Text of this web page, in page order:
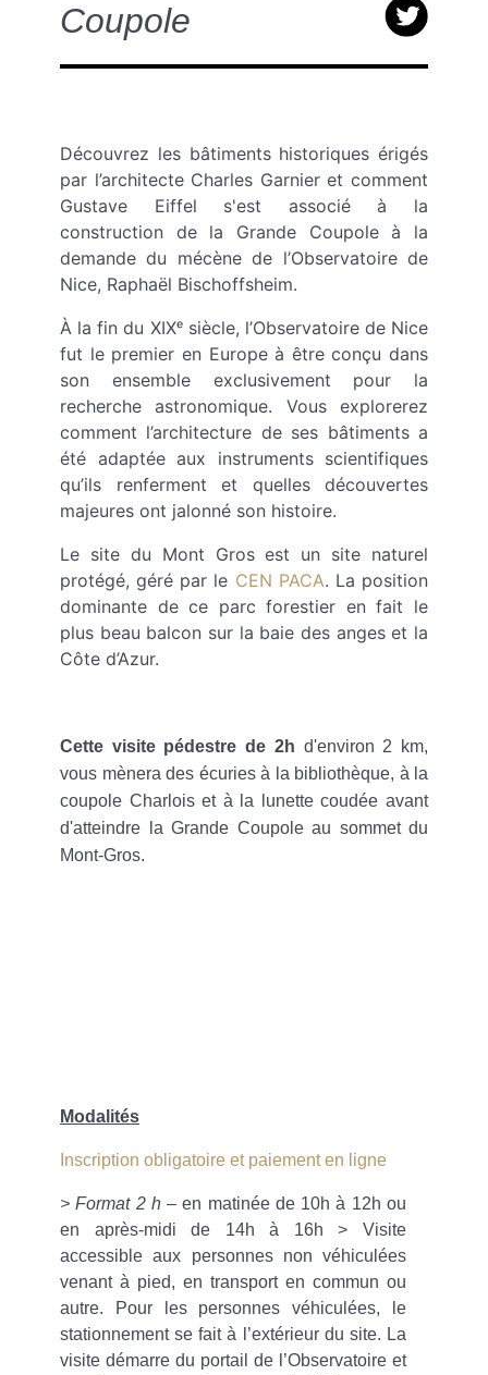
Coupole
Découvrez les bâtiments historiques érigés
par l’architecte Charles Garnier et comment
Gustave Eiffel s'est associé à la
construction de la Grande Coupole à la
demande du mécène de l’Observatoire de
Nice, Raphaël Bischoffsheim.
À la fin du XIXᵉ siècle, l’Observatoire de Nice
fut le premier en Europe à être conçu dans
son ensemble exclusivement pour la
recherche astronomique. Vous explorerez
comment l’architecture de ses bâtiments a
été adaptée aux instruments scientifiques
qu’ils renferment et quelles découvertes
majeures ont jalonné son histoire.
Le site du Mont Gros est un site naturel
protégé, géré par le CEN PACA. La position
dominante de ce parc forestier en fait le
plus beau balcon sur la baie des anges et la
Côte d’Azur.
Cette visite pédestre de 2h d'environ 2 km,
vous mènera des écuries à la bibliothèque, à la
coupole Charlois et à la lunette coudée avant
d'atteindre la Grande Coupole au sommet du
Mont-Gros.
Modalités
Inscription obligatoire et paiement en ligne
> Format 2 h– en matinée de 10h à 12h ou
en après-midi de 14h à 16h > Visite
accessible aux personnes non véhiculées
venant à pied, en transport en commun ou
autre. Pour les personnes véhiculées, le
stationnement se fait à l’extérieur du site. La
visite démarre du portail de l’Observatoire et